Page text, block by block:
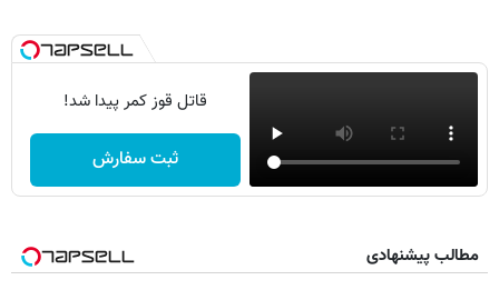
قاتل قوز کمر پیدا شد!
ثبت سفارش
مطالب پیشنهادی